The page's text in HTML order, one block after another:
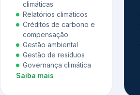
climáticas
Relatórios climáticos
Créditos de carbono e
compensação
Gestão ambiental
Gestão de resíduos
Governança climática
Saiba mais